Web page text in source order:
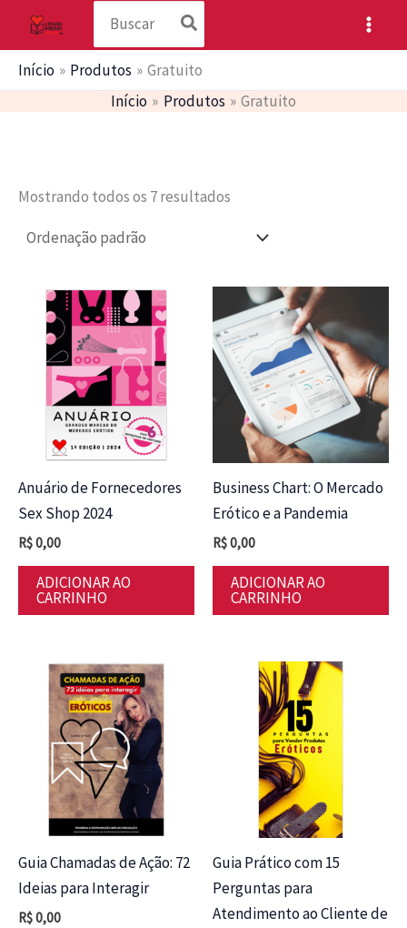
conteúdo
Início Produtos
Gratuito
Início
Produtos Gratuito
Mostrando todos os 7 resultados
Anuário de Fornecedores
Sex Shop 2024
R$0,00
ADICIONAR AO
CARRINHO
Business Chart: O Mercado
Erótico e a Pandemia
R$0,00
ADICIONAR AO
CARRINHO
Guia Chamadas de Ação: 72
Ideias para Interagir
R$0,00
Guia Prático com 15
Perguntas para
Atendimento ao Cliente de